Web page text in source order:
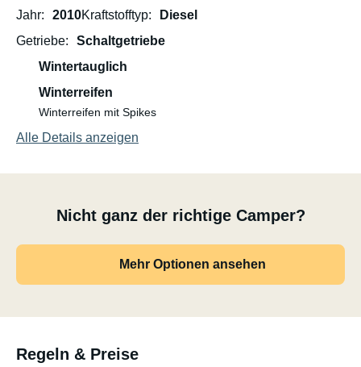
Ziel.
Ausstattung:
- Herausnehmbare Küchenschublade mit Gaskocher und
- 2 USB-C-Anschlüsse
200 cm)
- Café-Set, das Sie an Ihrem gewünschten
Übernachtungsort aufstellen können
bezahlt
Führerschein Klasse B
Jahr
2010Kraftstofftyp
Diesel
Getriebe
Schaltgetriebe
Wintertauglich
Winterreifen
Winterreifen mit Spikes
Alle Details anzeigen
Nicht ganz der richtige Camper?
Mehr Optionen ansehen
Regeln & Preise